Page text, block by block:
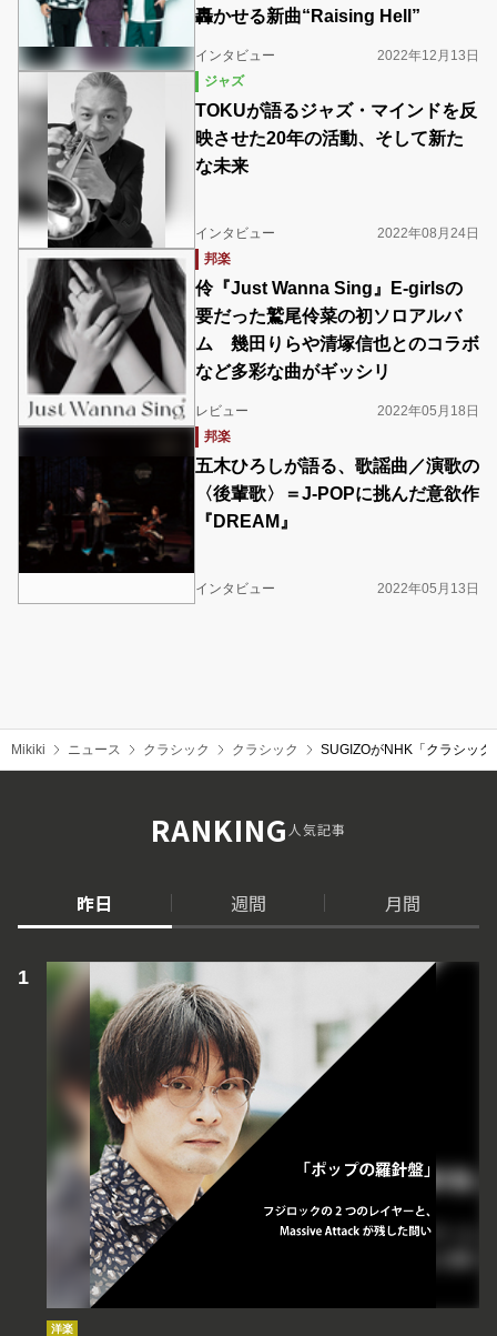
轟かせる新曲“Raising Hell”
インタビュー
2022年12月13日
ジャズ
TOKUが語るジャズ・マインドを反
映させた20年の活動、そして新た
な未来
インタビュー
2022年08月24日
邦楽
伶『Just Wanna Sing』E-girlsの
要だった鷲尾伶菜の初ソロアルバ
ム 幾田りらや清塚信也とのコラボ
など多彩な曲がギッシリ
レビュー
2022年05月18日
邦楽
五木ひろしが語る、歌謡曲／演歌の
〈後輩歌〉＝J-POPに挑んだ意欲作
『DREAM』
インタビュー 2022年05月13日
Mikiki ニュース クラシック クラシック SUGIZOがNHK「クラシッ
RANKING人気記事
昨日 週間 月間
洋楽